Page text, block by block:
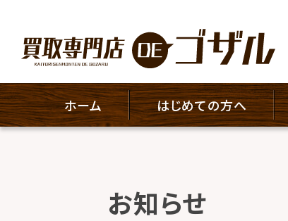
ホーム はじめての方へ
お知らせ